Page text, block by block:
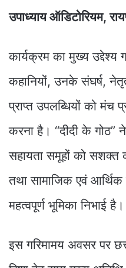
उपाध्याय ऑडिटोरियम,
कार्यक्रम का मुख्य उद्देश्य
कहानियों, उनके संघर्ष,
प्राप्त उपलब्धियों को मंच
करना है। “दीदी के गोठ”
सहायता समूहों को सशक्त
तथा सामाजिक एवं
महत्वपूर्ण भूमिका निभाई है।
इस गरिमामय अवसर पर